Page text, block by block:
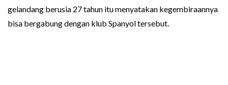
gelandang berusia 27 tahun itu menyatakan kegembiraannya
bisa bergabung dengan klub Spanyol tersebut.